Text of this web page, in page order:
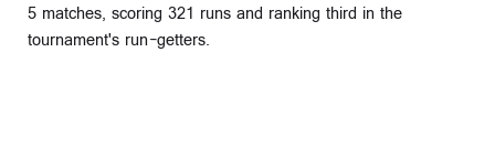
5 matches, scoring 321 runs and ranking third in the
tournament's run-getters.